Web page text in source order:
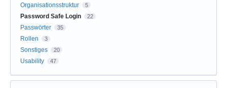
Organisationsstruktur 5
Password Safe Login 22
Passwörter 35
Rollen 3
Sonstiges 20
Usability 47